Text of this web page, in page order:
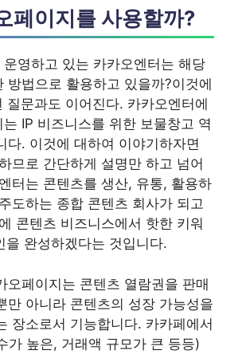
페이지를 사용할까?
영하고 있는 카카오엔터는 해당
방법으로 활용하고 있을까?이것에
질문과도 이어진다. 카카오엔터에
IP 비즈니스를 위한 보물창고 역
다. 이것에 대하여 이야기하자면
므로 간단하게 설명만 하고 넘어
터는 콘텐츠를 생산, 유통, 활용하
도하는 종합 콘텐츠 회사가 되고
콘텐츠 비즈니스에서 핫한 키워
을 완성하겠다는 것입니다.
오페이지는 콘텐츠 열람권을 판매
만 아니라 콘텐츠의 성장 가능성을
장소로서 기능합니다. 카카페에서
가 높은, 거래액 규모가 큰 등등)